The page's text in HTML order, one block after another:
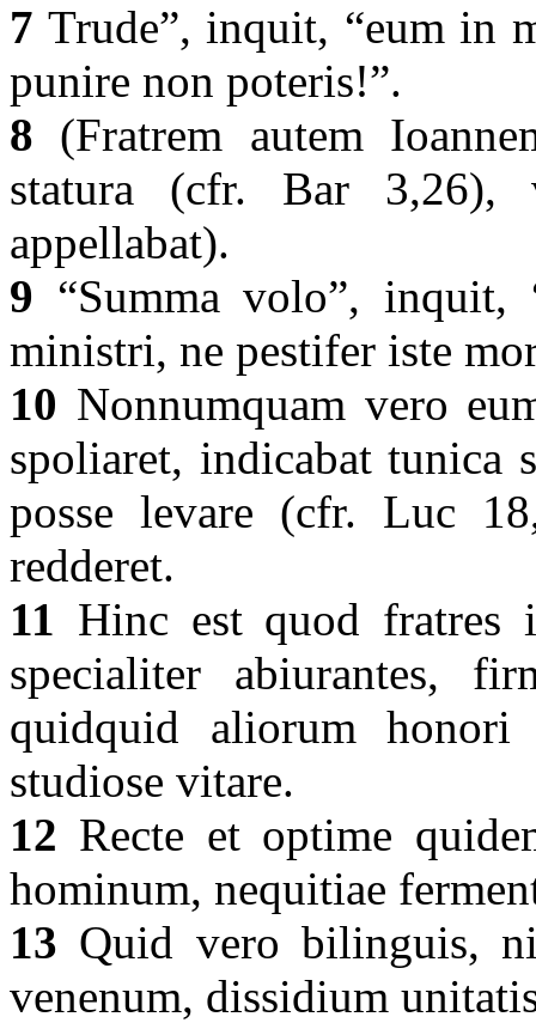
7 Trude”, inquit, “eum in
punire non poteris!”.
8 (Fratrem autem
statura (cfr. Bar 3,26),
appellabat).
9 “Summa volo”, inquit,
ministri, ne pestifer iste
10 Nonnumquam vero
spoliaret, indicabat tunica
posse levare (cfr. Luc
redderet.
11 Hinc est quod fratres
specialiter abiurantes,
quidquid aliorum honori
studiose vitare.
12 Recte et optime
hominum, nequitiae
13 Quid vero bilinguis,
venenum, dissidium